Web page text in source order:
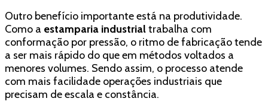
Outro benefício importante está na produtividade.
Como a estamparia industrialtrabalha com
conformação por pressão, o ritmo de fabricação tende
a ser mais rápido do que em métodos voltados a
menores volumes. Sendo assim, o processo atende
com mais facilidade operações industriais que
precisam de escala e constância.